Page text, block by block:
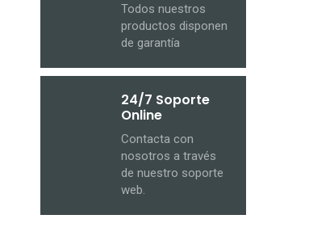
Todos nuestros
productos disponen
de garantía
24/7 Soporte
Online
Contacta con
nosotros a través
de nuestro soporte
web.